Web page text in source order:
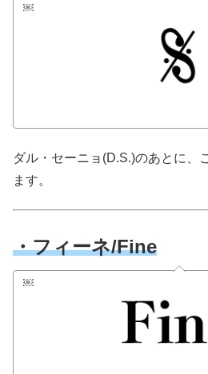
￼
ダル・セーニョ(D.S.)のあとに、
ます。
・フィーネ/Fine
￼